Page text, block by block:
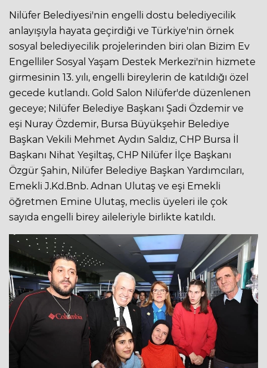
Nilüfer Belediyesi'nin engelli dostu belediyecilik
anlayışıyla hayata geçirdiği ve Türkiye'nin örnek
sosyal belediyecilik projelerinden biri olan Bizim Ev
Engelliler Sosyal Yaşam Destek Merkezi'nin hizmete
girmesinin 13. yılı, engelli bireylerin de katıldığı özel
gecede kutlandı. Gold Salon Nilüfer'de düzenlenen
geceye; Nilüfer Belediye Başkanı Şadi Özdemir ve
eşi Nuray Özdemir, Bursa Büyükşehir Belediye
Başkan Vekili Mehmet Aydın Saldız, CHP Bursa İl
Başkanı Nihat Yeşiltaş, CHP Nilüfer İlçe Başkanı
Özgür Şahin, Nilüfer Belediye Başkan Yardımcıları,
Emekli J.Kd.Bnb. Adnan Ulutaş ve eşi Emekli
öğretmen Emine Ulutaş, meclis üyeleri ile çok
sayıda engelli birey aileleriyle birlikte katıldı.